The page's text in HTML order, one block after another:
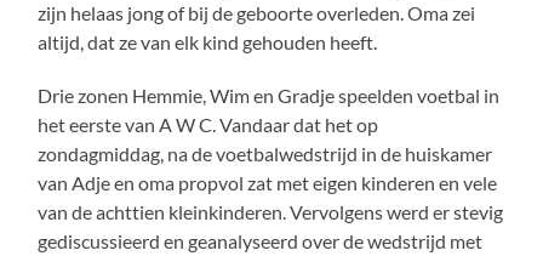
zijn helaas jong of bij de geboorte overleden. Oma zei
altijd, dat ze van elk kind gehouden heeft.
Drie zonen Hemmie, Wim en Gradje speelden voetbal in
het eerste van A W C. Vandaar dat het op
zondagmiddag, na de voetbalwedstrijd in de huiskamer
van Adje en oma propvol zat met eigen kinderen en vele
van de achttien kleinkinderen. Vervolgens werd er stevig
gediscussieerd en geanalyseerd over de wedstrijd met